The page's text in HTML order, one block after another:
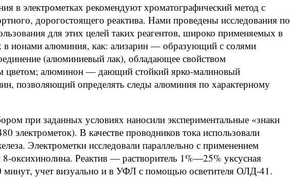
в электрометках рекомендуют хроматографический метод с
дорогостоящего реактива. Нами проведены исследования по
для этих целей таких реагентов, широко применяемых в
в ионами алюминия, как: ализарин — образующий с солями
(алюминиевый лак), обладающее свойством
цветом; алюминон — дающий стойкий ярко-малиновый
позволяющий определять следы алюминия по характерному
при заданных условиях наносили экспериментальные «знаки
электрометок). В качестве проводников тока использовали
Электрометки исследовали параллельно с применением
оксихинолина. Реактив — растворитель 1%—25% уксусная
минут, учет визуально и в УФЛ с помощью осветителя ОЛД-41.